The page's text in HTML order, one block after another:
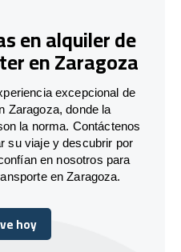
en alquiler de
en Zaragoza
excepcional de
Zaragoza, donde la
la norma. Contáctenos
su viaje y descubrir por
en nosotros para
en Zaragoza.
hoy
hoy